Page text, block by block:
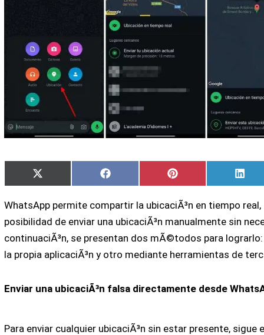
Compartir
en
X
(Twitter)
Compartir
en
Facebook
Compartir
en
Pinterest
en
WhatsApp permite compartir la ubicaciÃ³n en tiempo
posibilidad de enviar una ubicaciÃ³n manualmente sin
continuaciÃ³n, se presentan dos mÃ©todos para
la propia aplicaciÃ³n y otro mediante herramientas de
Enviar una ubicaciÃ³n falsa directamente desde
Para enviar cualquier ubicaciÃ³n sin estar presente, sigue